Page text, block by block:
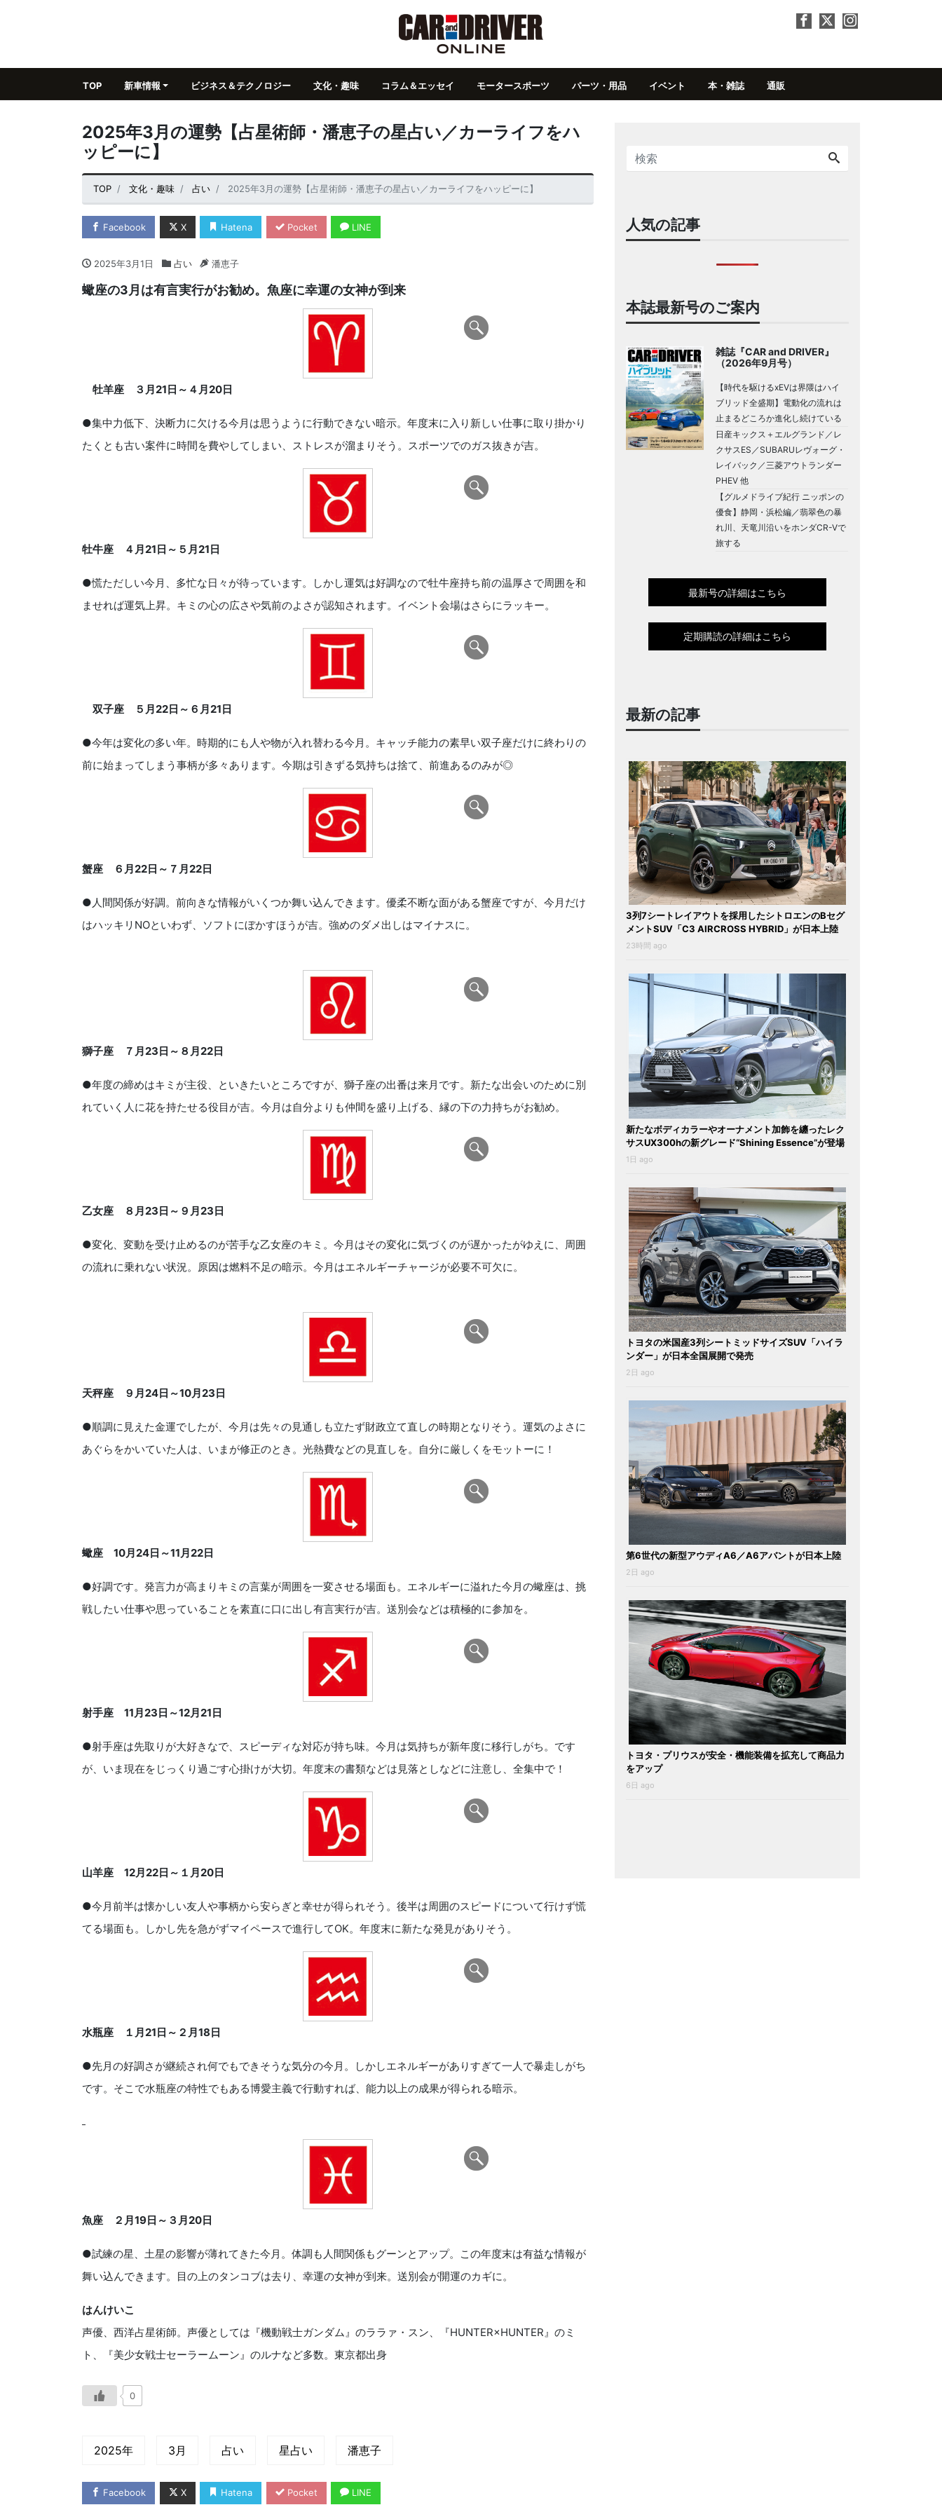
TOP 新車情報 ビジネス＆テクノロジー 文化・趣味 コラム＆エッセイ モータースポーツ パーツ・用品 イベント 本・雑誌 通販
2025年3月の運勢【占星術師・潘恵子の星占い／カーライフをハ
ッピーに】
TOP 文化・趣味 占い 2025年3月の運勢【占星術師・潘恵子の星占い／カーライフをハッピーに】
Facebook X Hatena Pocket LINE
2025年3月1日 占い 潘恵子
蠍座の3月は有言実行がお勧め。魚座に幸運の女神が到来
牡羊座 ３月21日～４月20日
●集中力低下、決断力に欠ける今月は思うように行動できない暗示。年度末に入り新しい仕事に取り掛かり
たくとも古い案件に時間を費やしてしまい、ストレスが溜まりそう。スポーツでのガス抜きが吉。
牡牛座 ４月21日～５月21日
●慌ただしい今月、多忙な日々が待っています。しかし運気は好調なので牡牛座持ち前の温厚さで周囲を和
ませれば運気上昇。キミの心の広さや気前のよさが認知されます。イベント会場はさらにラッキー。
双子座 ５月22日～６月21日
●今年は変化の多い年。時期的にも人や物が入れ替わる今月。キャッチ能力の素早い双子座だけに終わりの
前に始まってしまう事柄が多々あります。今期は引きずる気持ちは捨て、前進あるのみが◎
蟹座 ６月22日～７月22日
●人間関係が好調。前向きな情報がいくつか舞い込んできます。優柔不断な面がある蟹座ですが、今月だけ
はハッキリNOといわず、ソフトにぼかすほうが吉。強めのダメ出しはマイナスに。
獅子座 ７月23日～８月22日
●年度の締めはキミが主役、といきたいところですが、獅子座の出番は来月です。新たな出会いのために別
れていく人に花を持たせる役目が吉。今月は自分よりも仲間を盛り上げる、縁の下の力持ちがお勧め。
乙女座 ８月23日～９月23日
●変化、変動を受け止めるのが苦手な乙女座のキミ。今月はその変化に気づくのが遅かったがゆえに、周囲
の流れに乗れない状況。原因は燃料不足の暗示。今月はエネルギーチャージが必要不可欠に。
天秤座 ９月24日～10月23日
●順調に見えた金運でしたが、今月は先々の見通しも立たず財政立て直しの時期となりそう。運気のよさに
あぐらをかいていた人は、いまが修正のとき。光熱費などの見直しを。自分に厳しくをモットーに！
蠍座 10月24日～11 月22日
●好調です。発言力が高まりキミの言葉が周囲を一変させる場面も。エネルギーに溢れた今月の蠍座は、挑
戦したい仕事や思っていることを素直に口に出し有言実行が吉。送別会などは積極的に参加を。
射手座 11 月23日～12月21日
●射手座は先取りが大好きなで、スピーディな対応が持ち味。今月は気持ちが新年度に移行しがち。です
が、いま現在をじっくり過ごす心掛けが大切。年度末の書類などは見落としなどに注意し、全集中で！
山羊座 12月22日～１月20日
●今月前半は懐かしい友人や事柄から安らぎと幸せが得られそう。後半は周囲のスピードについて行けず慌
てる場面も。しかし先を急がずマイペースで進行してOK。年度末に新たな発見がありそう。
水瓶座 １月21日～２月18日
●先月の好調さが継続され何でもできそうな気分の今月。しかしエネルギーがありすぎて一人で暴走しがち
です。そこで水瓶座の特性でもある博愛主義で行動すれば、能力以上の成果が得られる暗示。
魚座 ２月19日～３月20日
●試練の星、土星の影響が薄れてきた今月。体調も人間関係もグーンとアップ。この年度末は有益な情報が
舞い込んできます。目の上のタンコブは去り、幸運の女神が到来。送別会が開運のカギに。
はんけいこ
声優、西洋占星術師。声優としては『機動戦士ガンダム』のララァ・スン、『HUNTER×HUNTER』のミ
ト、『美少女戦士セーラームーン』のルナなど多数。東京都出身
0
2025年 3月 占い 星占い 潘恵子
Facebook X Hatena Pocket LINE
人気の記事
本誌最新号のご案内
雑誌『CAR and DRIVER』
（2026年9月号）
【時代を駆けるxEVは界隈はハイ
ブリッド全盛期】電動化の流れは
止まるどころか進化し続けている
日産キックス＋エルグランド／レ
クサスES／SUBARUレヴォーグ・
レイバック／三菱アウトランダー
PHEV 他
【グルメドライブ紀行 ニッポンの
優食】静岡・浜松編／翡翠色の暴
れ川、天竜川沿いをホンダCR-Vで
旅する
最新号の詳細はこちら
定期購読の詳細はこちら
最新の記事
3列7シートレイアウトを採用したシトロエンのBセグ
メントSUV「C3 AIRCROSS HYBRID」が日本上陸
23時間 ago
新たなボディカラーやオーナメント加飾を纏ったレク
サスUX300hの新グレード“Shining Essence”が登場
1日 ago
トヨタの米国産3列シートミッドサイズSUV「ハイラ
ンダー」が日本全国展開で発売
2日 ago
第6世代の新型アウディA6／A6アバントが日本上陸
2日 ago
トヨタ・プリウスが安全・機能装備を拡充して商品力
をアップ
6日 ago